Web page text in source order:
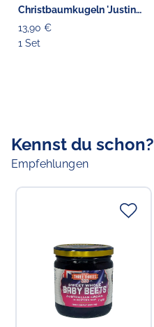
Christbaumkugeln 'Justin
Butler' 3er
13,90 €
1 Set
Kennst du schon?
Empfehlungen